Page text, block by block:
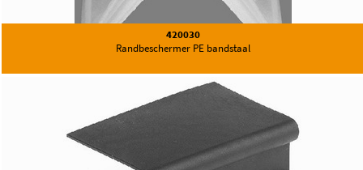
420030
Randbeschermer PE bandstaal